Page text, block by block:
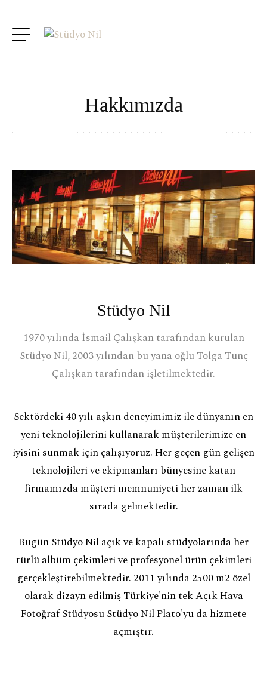
Hakkımızda
Stüdyo Nil
1970 yılında İsmail Çalışkan tarafından kurulan
Stüdyo Nil, 2003 yılından bu yana oğlu Tolga Tunç
Çalışkan tarafından işletilmektedir.
Sektördeki 40 yılı aşkın deneyimimiz ile dünyanın en
yeni teknolojilerini kullanarak müşterilerimize en
iyisini sunmak için çalışıyoruz. Her geçen gün gelişen
teknolojileri ve ekipmanları bünyesine katan
firmamızda müşteri memnuniyeti her zaman ilk
sırada gelmektedir.
Bugün Stüdyo Nil açık ve kapalı stüdyolarında her
türlü albüm çekimleri ve profesyonel ürün çekimleri
gerçekleştirebilmektedir. 2011 yılında 2500 m2 özel
olarak dizayn edilmiş Türkiye'nin tek Açık Hava
Fotoğraf Stüdyosu Stüdyo Nil Plato'yu da hizmete
açmıştır.